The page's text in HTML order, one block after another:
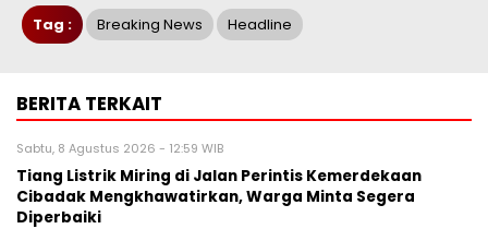
Tag : Breaking News Headline
BERITA TERKAIT
Sabtu, 8 Agustus 2026 - 12:59 WIB
Tiang Listrik Miring di Jalan Perintis Kemerdekaan
Cibadak Mengkhawatirkan, Warga Minta Segera
Diperbaiki